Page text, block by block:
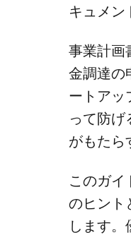
キュメン
事業計画
金調達の
ートアッ
って防
がもたら
このガイ
のヒント
します